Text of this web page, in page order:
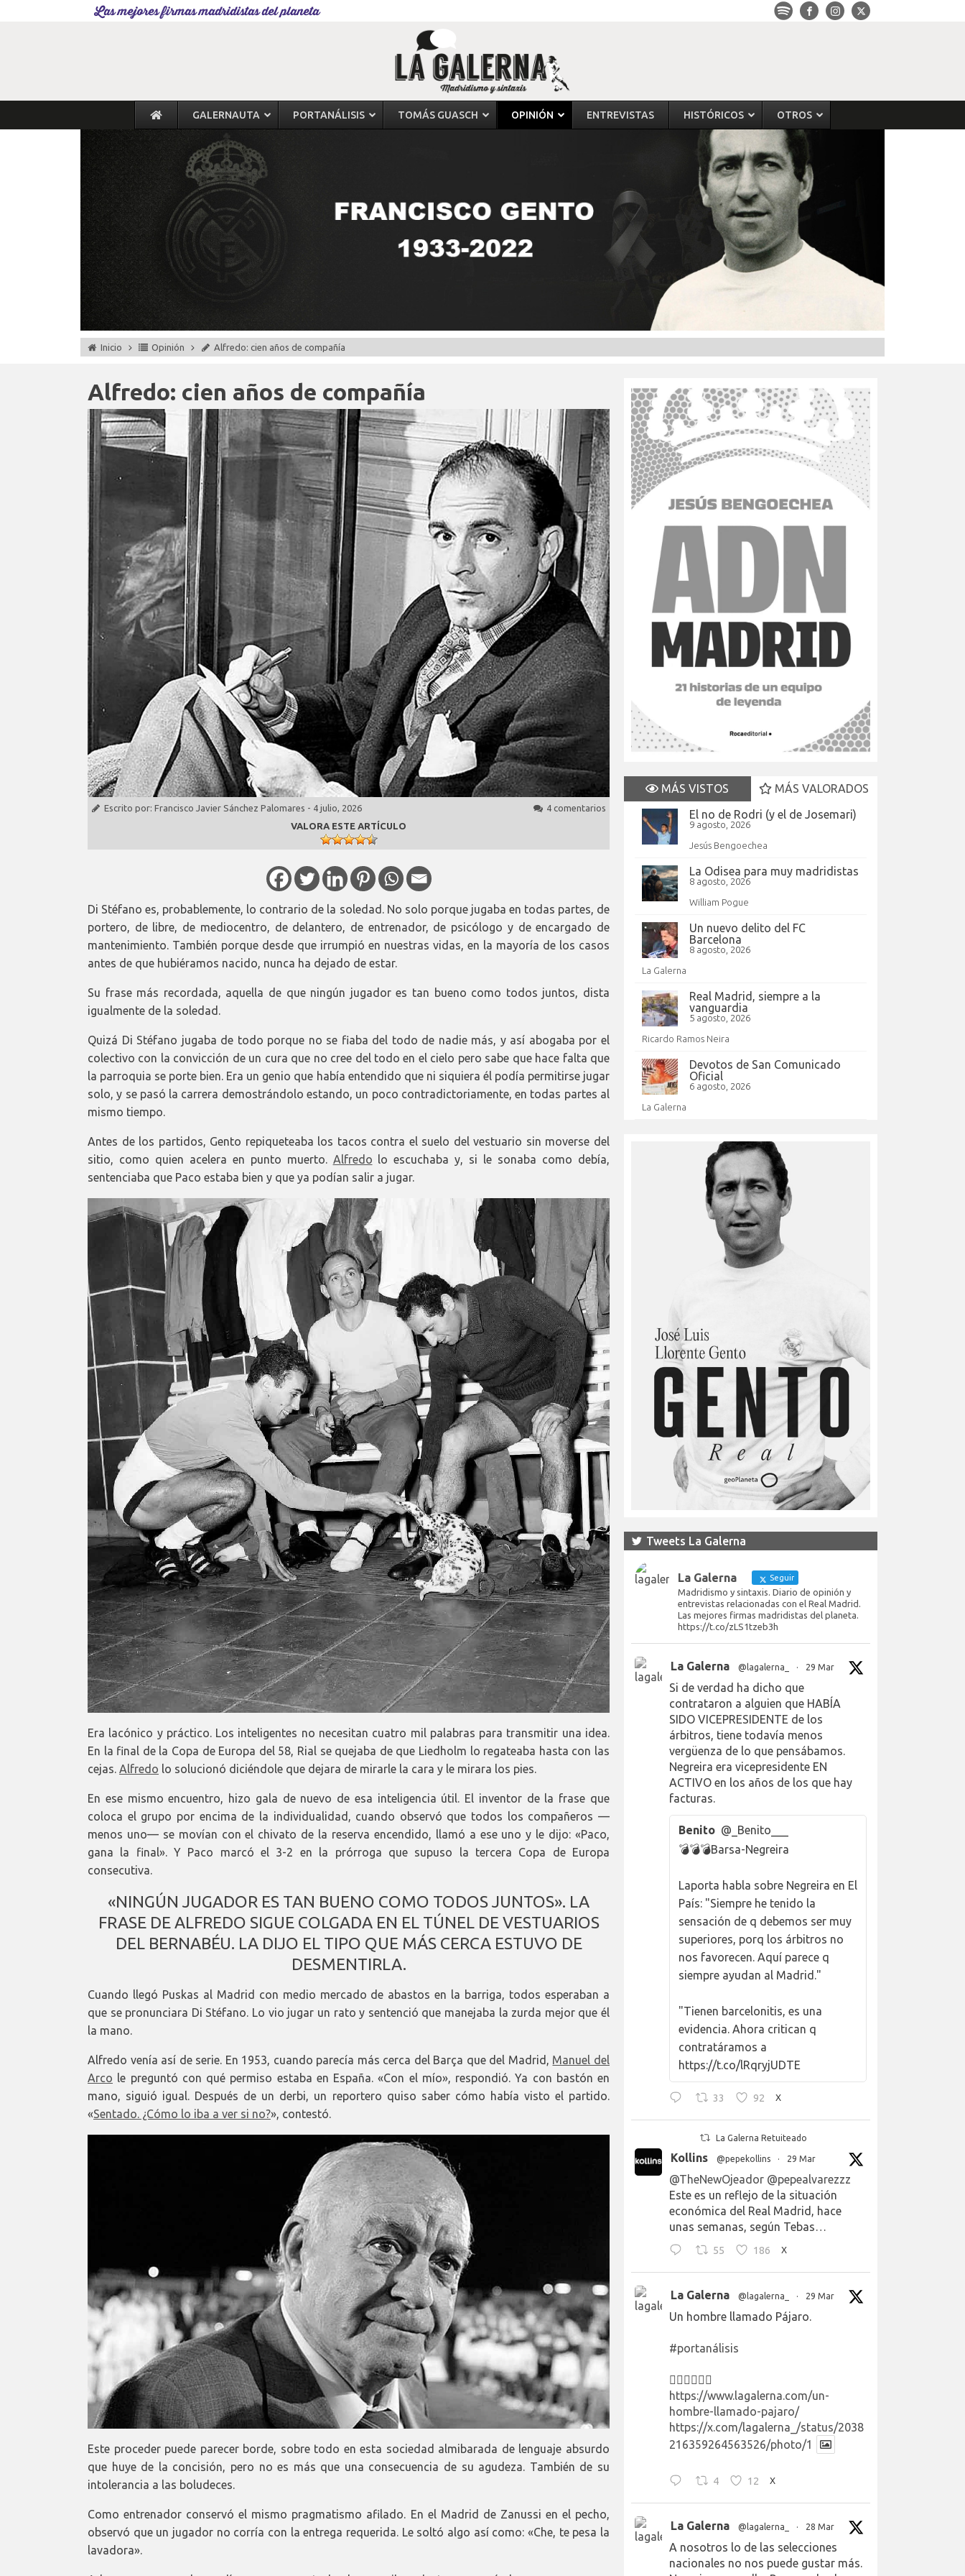
Las mejores firmas madridistas del planeta
GALERNAUTA PORTANÁLISIS TOMÁS GUASCH OPINIÓN ENTREVISTAS HISTÓRICOS OTROS
Inicio Opinión Alfredo: cien años de compañía
Alfredo: cien años de compañía
Escrito por: Francisco Javier Sánchez Palomares - 4 julio, 2026
4 comentarios
VALORA ESTE ARTÍCULO
Di Stéfano es, probablemente, lo contrario de la soledad. No solo porque jugaba en todas partes, de
portero, de libre, de mediocentro, de delantero, de entrenador, de psicólogo y de encargado de
mantenimiento. También porque desde que irrumpió en nuestras vidas, en la mayoría de los casos
antes de que hubiéramos nacido, nunca ha dejado de estar.
Su frase más recordada, aquella de que ningún jugador es tan bueno como todos juntos, dista
igualmente de la soledad.
Quizá Di Stéfano jugaba de todo porque no se fiaba del todo de nadie más, y así abogaba por el
colectivo con la convicción de un cura que no cree del todo en el cielo pero sabe que hace falta que
la parroquia se porte bien. Era un genio que había entendido que ni siquiera él podía permitirse jugar
solo, y se pasó la carrera demostrándolo estando, un poco contradictoriamente, en todas partes al
mismo tiempo.
Antes de los partidos, Gento repiqueteaba los tacos contra el suelo del vestuario sin moverse del
sitio, como quien acelera en punto muerto. Alfredo lo escuchaba y, si le sonaba como debía,
sentenciaba que Paco estaba bien y que ya podían salir a jugar.
Era lacónico y práctico. Los inteligentes no necesitan cuatro mil palabras para transmitir una idea.
En la final de la Copa de Europa del 58, Rial se quejaba de que Liedholm lo regateaba hasta con las
cejas. Alfredo lo solucionó diciéndole que dejara de mirarle la cara y le mirara los pies.
En ese mismo encuentro, hizo gala de nuevo de esa inteligencia útil. El inventor de la frase que
coloca el grupo por encima de la individualidad, cuando observó que todos los compañeros —
menos uno— se movían con el chivato de la reserva encendido, llamó a ese uno y le dijo: «Paco,
gana la final». Y Paco marcó el 3-2 en la prórroga que supuso la tercera Copa de Europa
consecutiva.
«NINGÚN JUGADOR ES TAN BUENO COMO TODOS JUNTOS». LA
FRASE DE ALFREDO SIGUE COLGADA EN EL TÚNEL DE VESTUARIOS
DEL BERNABÉU. LA DIJO EL TIPO QUE MÁS CERCA ESTUVO DE
DESMENTIRLA.
Cuando llegó Puskas al Madrid con medio mercado de abastos en la barriga, todos esperaban a
que se pronunciara Di Stéfano. Lo vio jugar un rato y sentenció que manejaba la zurda mejor que él
la mano.
Alfredo venía así de serie. En 1953, cuando parecía más cerca del Barça que del Madrid, Manuel del
Arco le preguntó con qué permiso estaba en España. «Con el mío», respondió. Ya con bastón en
mano, siguió igual. Después de un derbi, un reportero quiso saber cómo había visto el partido.
«Sentado. ¿Cómo lo iba a ver si no?», contestó.
Este proceder puede parecer borde, sobre todo en esta sociedad almibarada de lenguaje absurdo
que huye de la concisión, pero no es más que una consecuencia de su agudeza. También de su
intolerancia a las boludeces.
Como entrenador conservó el mismo pragmatismo afilado. En el Madrid de Zanussi en el pecho,
observó que un jugador no corría con la entrega requerida. Le soltó algo así como: «Che, te pesa la
lavadora».
MÁS VISTOS
MÁS VALORADOS
El no de Rodri (y el de Josemari)
9 agosto, 2026
Jesús Bengoechea
La Odisea para muy madridistas
8 agosto, 2026
William Pogue
Un nuevo delito del FC
Barcelona
8 agosto, 2026
La Galerna
Real Madrid, siempre a la
vanguardia
5 agosto, 2026
Ricardo Ramos Neira
Devotos de San Comunicado
Oficial
6 agosto, 2026
La Galerna
Tweets La Galerna
La Galerna Seguir
Madridismo y sintaxis. Diario de opinión y
entrevistas relacionadas con el Real Madrid.
Las mejores firmas madridistas del planeta.
https://t.co/zLS1tzeb3h
La Galerna @lagalerna_ · 29 Mar
Si de verdad ha dicho que
contrataron a alguien que HABÍA
SIDO VICEPRESIDENTE de los
árbitros, tiene todavía menos
vergüenza de lo que pensábamos.
Negreira era vicepresidente EN
ACTIVO en los años de los que hay
facturas.
Benito @_Benito___
💣💣💣Barsa-Negreira
Laporta habla sobre Negreira en El
País: "Siempre he tenido la
sensación de q debemos ser muy
superiores, porq los árbitros no
nos favorecen. Aquí parece q
siempre ayudan al Madrid."
"Tienen barcelonitis, es una
evidencia. Ahora critican q
contratáramos a
https://t.co/lRqryjUDTE
33 92 X
La Galerna Retuiteado
Kollins @pepekollins · 29 Mar
@TheNewOjeador @pepealvarezzz
Este es un reflejo de la situación
económica del Real Madrid, hace
unas semanas, según Tebas…
55 186 X
La Galerna @lagalerna_ · 29 Mar
Un hombre llamado Pájaro.
#portanálisis
👉🏻👉🏻👉🏻
https://www.lagalerna.com/un-
hombre-llamado-pajaro/
https://x.com/lagalerna_/status/2038
216359264563526/photo/1
4 12 X
La Galerna @lagalerna_ · 28 Mar
A nosotros lo de las selecciones
nacionales no nos puede gustar más.